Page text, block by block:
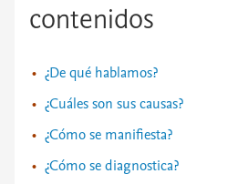
contenidos
¿De qué hablamos?
¿Cuáles son sus causas?
¿Cómo se manifiesta?
¿Cómo se diagnostica?